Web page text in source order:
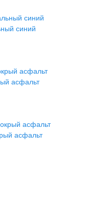
синий
асфальт
асфальт